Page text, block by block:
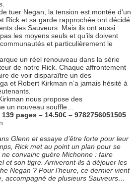
tuer Negan, la tension est montée d’un
Rick et sa garde rapprochée ont décidé
des Sauveurs. Mais ils ont aussi
les moyens seuls et qu’ils doivent
et particulièrement le
un réel renouveau dans la série
de notre Rick. Chaque affrontement
de voir disparaître un des
et Robert Kirkman n’a jamais hésité à
nous propose des
un nouveau souffle…
pages – 14.50€ – 9782756051505
Glenn et essaye d’être forte pour leur
Rick met au point un plan pour se
convainc guère Michonne : faire
et son tigre. Arriveront-ils à déjouer les
Negan ? Pour l’heure, ce dernier vient
accompagné de plusieurs Sauveurs…